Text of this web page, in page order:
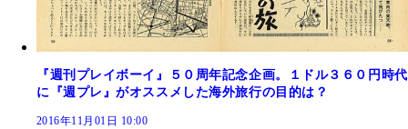
『週刊プレイボーイ』５０周年記念企画。１ドル３６０円時代
に『週プレ』がオススメした海外旅行の目的は？
2016年11月01日 10:00